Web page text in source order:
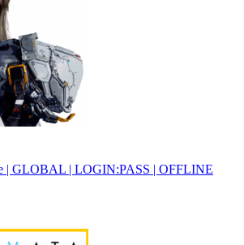
| GLOBAL | LOGIN:PASS | OFFLINE